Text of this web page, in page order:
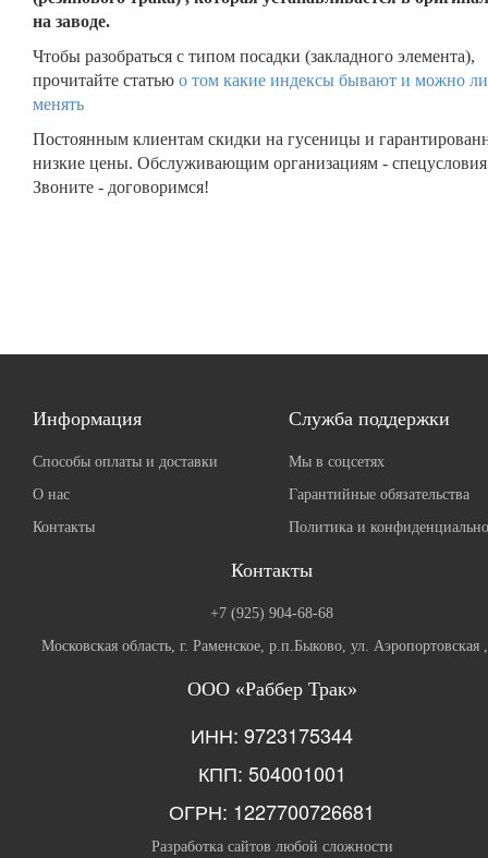
на заводе.
Чтобы разобраться с типом посадки (закладного элемента),
прочитайте статью о том какие индексы бывают и можно
менять
Постоянным клиентам скидки на гусеницы и
низкие цены. Обслуживающим организациям -
Звоните - договоримся!
Информация
Способы оплаты и доставки
О нас
Контакты
Служба поддержки
Мы в соцсетях
Гарантийные обязательства
Политика и
Контакты
+7 (925) 904-68-68
Московская область, г. Раменское, р.п.Быково, ул. Аэропортовская
ООО «Раббер Трак»
ИНН: 9723175344
КПП: 504001001
ОГРН: 1227700726681
Разработка сайтов любой сложности